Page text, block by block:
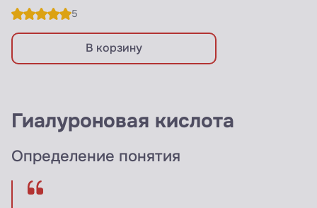
5
В корзину
Гиалуроновая кислота
Определение понятия